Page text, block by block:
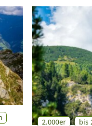
2.000er
bis